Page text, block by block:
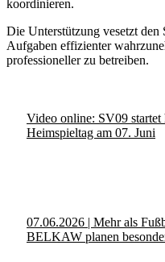
koordinieren.
Die Unterstützung vesetzt
Aufgaben effizienter
professioneller zu betreiben.
Video online: SV09
Heimspieltag am 07. Juni
07.06.2026 | Mehr als
BELKAW planen